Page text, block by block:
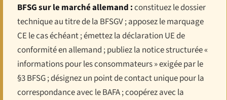
BFSG sur le marché allemand :constituez le dossier
technique au titre de la BFSGV ; apposez le marquage
CE le cas échéant ; émettez la déclaration UE de
conformité en allemand ; publiez la notice structurée «
informations pour les consommateurs » exigée par le
§3 BFSG ; désignez un point de contact unique pour la
correspondance avec le BAFA ; coopérez avec la